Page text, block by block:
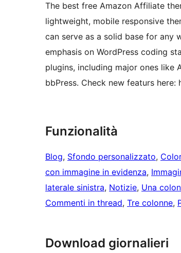
The best free Amazon Affiliate
lightweight, mobile responsive
can serve as a solid base for any
emphasis on WordPress coding
plugins, including major ones like
bbPress. Check new featurs
Funzionalità
Blog, Sfondo personalizzato,
con immagine in evidenza,
laterale sinistra, Notizie, Una
Commenti in thread, Tre colonne,
Download giornalieri